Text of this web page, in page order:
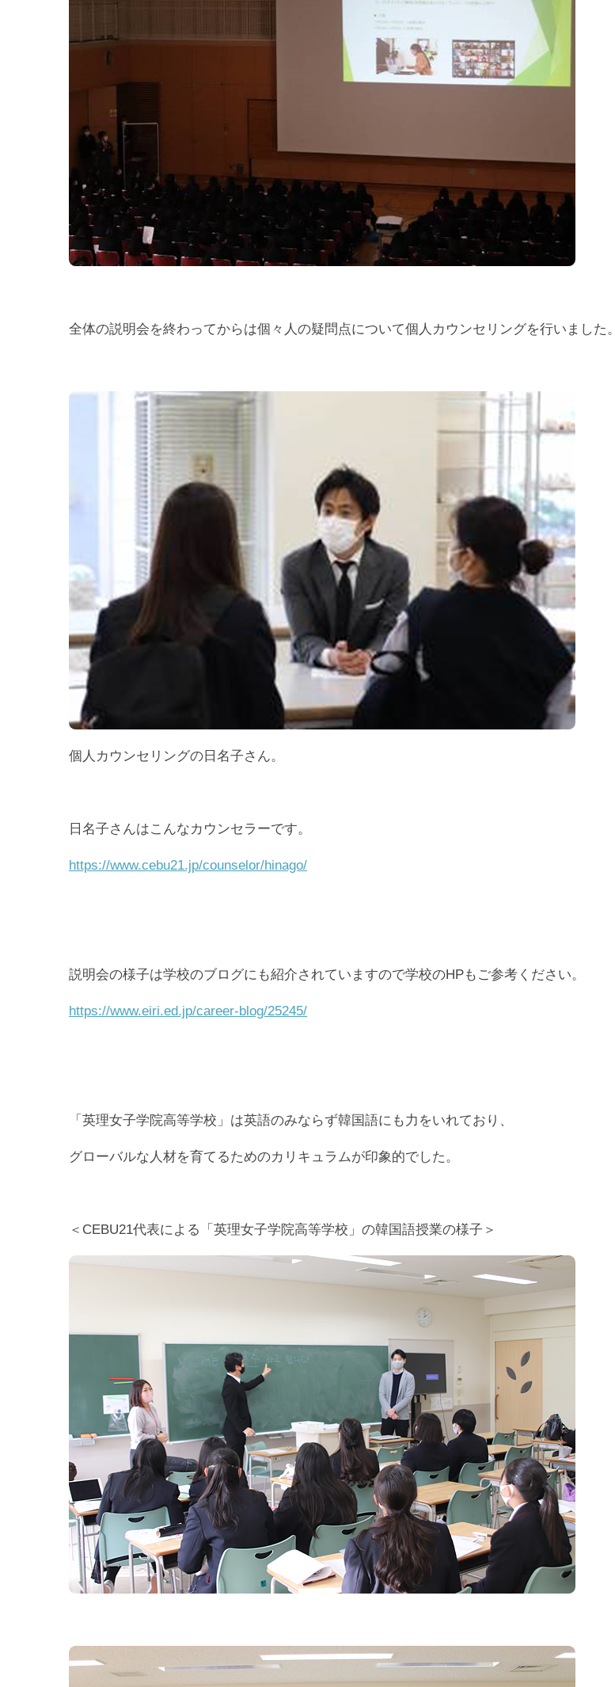
全体の説明会を終わってからは個々人の疑問点について個人カウンセリングを行いました。
個人カウンセリングの日名子さん。
日名子さんはこんなカウンセラーです。
https://www.cebu21.jp/counselor/hinago/
説明会の様子は学校のブログにも紹介されていますので学校のHPもご参考ください。
https://www.eiri.ed.jp/career-blog/25245/
「英理女子学院高等学校」は英語のみならず韓国語にも力をいれており、
グローバルな人材を育てるためのカリキュラムが印象的でした。
＜CEBU21代表による「英理女子学院高等学校」の韓国語授業の様子＞